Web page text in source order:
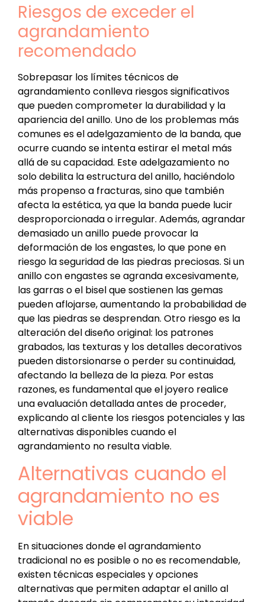
Riesgos de exceder el
agrandamiento
recomendado
Sobrepasar los límites técnicos de
agrandamiento conlleva riesgos significativos
que pueden comprometer la durabilidad y la
apariencia del anillo. Uno de los problemas más
comunes es el adelgazamiento de la banda, que
ocurre cuando se intenta estirar el metal más
allá de su capacidad. Este adelgazamiento no
solo debilita la estructura del anillo, haciéndolo
más propenso a fracturas, sino que también
afecta la estética, ya que la banda puede lucir
desproporcionada o irregular. Además, agrandar
demasiado un anillo puede provocar la
deformación de los engastes, lo que pone en
riesgo la seguridad de las piedras preciosas. Si un
anillo con engastes se agranda excesivamente,
las garras o el bisel que sostienen las gemas
pueden aflojarse, aumentando la probabilidad de
que las piedras se desprendan. Otro riesgo es la
alteración del diseño original: los patrones
grabados, las texturas y los detalles decorativos
pueden distorsionarse o perder su continuidad,
afectando la belleza de la pieza. Por estas
razones, es fundamental que el joyero realice
una evaluación detallada antes de proceder,
explicando al cliente los riesgos potenciales y las
alternativas disponibles cuando el
agrandamiento no resulta viable.
Alternativas cuando el
agrandamiento no es
viable
En situaciones donde el agrandamiento
tradicional no es posible o no es recomendable,
existen técnicas especiales y opciones
alternativas que permiten adaptar el anillo al